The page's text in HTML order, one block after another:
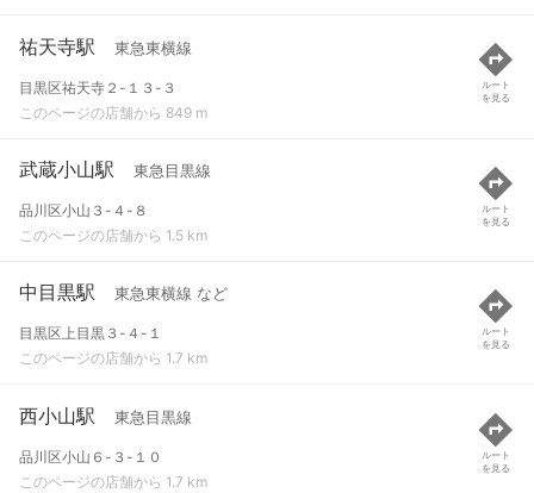
祐天寺駅 東急東横線
目黒区祐天寺２-１３-３
このページの店舗から 849 m
ルート
を見る
武蔵小山駅 東急目黒線
品川区小山３-４-８
このページの店舗から 1.5 km
ルート
を見る
中目黒駅 東急東横線 など
目黒区上目黒３-４-１
このページの店舗から 1.7 km
ルート
を見る
西小山駅 東急目黒線
品川区小山６-３-１０
このページの店舗から 1.7 km
ルート
を見る